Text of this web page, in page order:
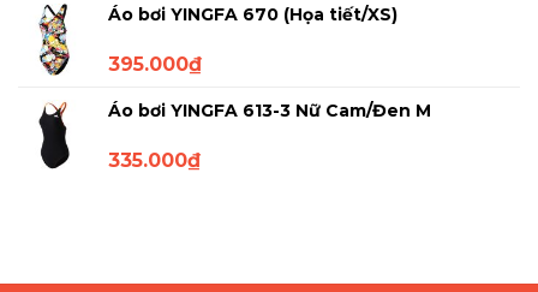
Áo bơi YINGFA 670 (Họa tiết/XS)
395.000₫
Áo bơi YINGFA 613-3 Nữ Cam/Đen M
335.000₫